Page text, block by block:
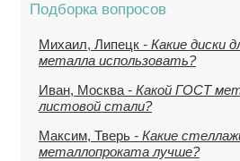
Подборка вопросов
Михаил, Липецк - Какие диски
металла использовать?
Иван, Москва - Какой ГОСТ
листовой стали?
Максим, Тверь - Какие
металлопроката лучше?